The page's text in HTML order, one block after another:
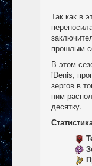
Так как в
прошлым
В этом
iDenis,
зергов в
ним
десятку.